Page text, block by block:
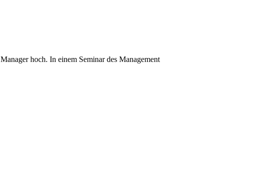
hoch. In einem Seminar des Management